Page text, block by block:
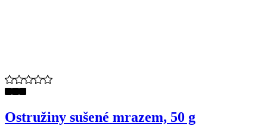
Ostružiny sušené mrazem, 50 g